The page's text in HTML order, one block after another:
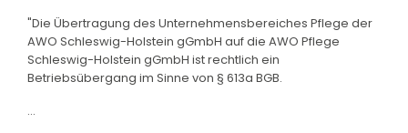
"Die Übertragung des Unternehmensbereiches Pflege der
AWO Schleswig-Holstein gGmbH auf die AWO Pflege
Schleswig-Holstein gGmbH ist rechtlich ein
Betriebsübergang im Sinne von § 613a BGB.
...